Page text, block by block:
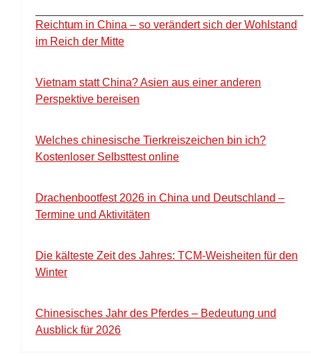
Reichtum in China – so verändert sich der Wohlstand
im Reich der Mitte
Vietnam statt China? Asien aus einer anderen
Perspektive bereisen
Welches chinesische Tierkreiszeichen bin ich?
Kostenloser Selbsttest online
Drachenbootfest 2026 in China und Deutschland –
Termine und Aktivitäten
Die kälteste Zeit des Jahres: TCM-Weisheiten für den
Winter
Chinesisches Jahr des Pferdes – Bedeutung und
Ausblick für 2026